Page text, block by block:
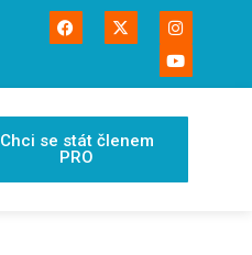
Chci se stát členem
PRO